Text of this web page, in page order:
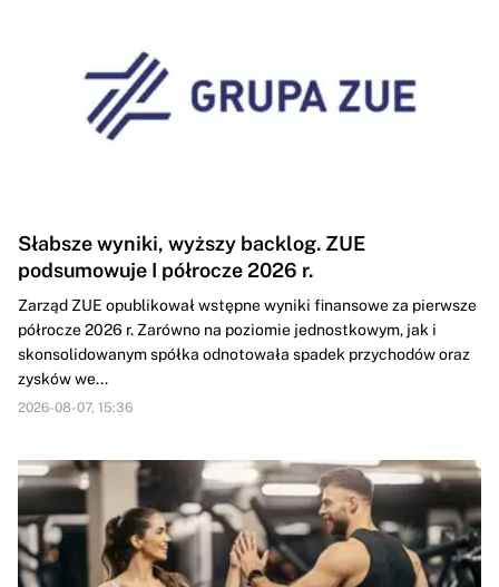
Słabsze wyniki, wyższy backlog. ZUE
podsumowuje I półrocze 2026 r.
Zarząd ZUE opublikował wstępne wyniki finansowe za pierwsze
półrocze 2026 r. Zarówno na poziomie jednostkowym, jak i
skonsolidowanym spółka odnotowała spadek przychodów oraz
zysków we...
2026-08-07, 15:36